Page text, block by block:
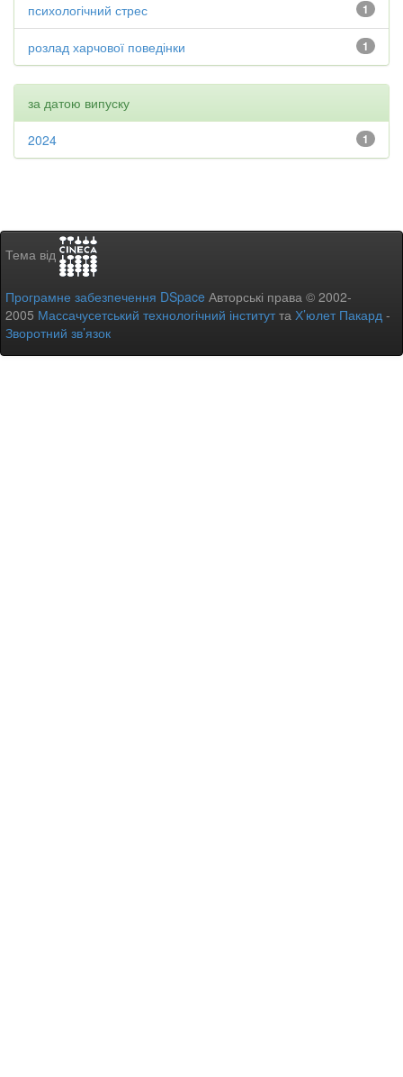
1
психологічний стрес
1
розлад харчової поведінки
за датою випуску
1
2024
Тема від
Програмне забезпечення DSpace Авторські права © 2002-
2005 Массачусетський технологічний інститутта Х’юлет Пакард -
Зворотний зв’язок